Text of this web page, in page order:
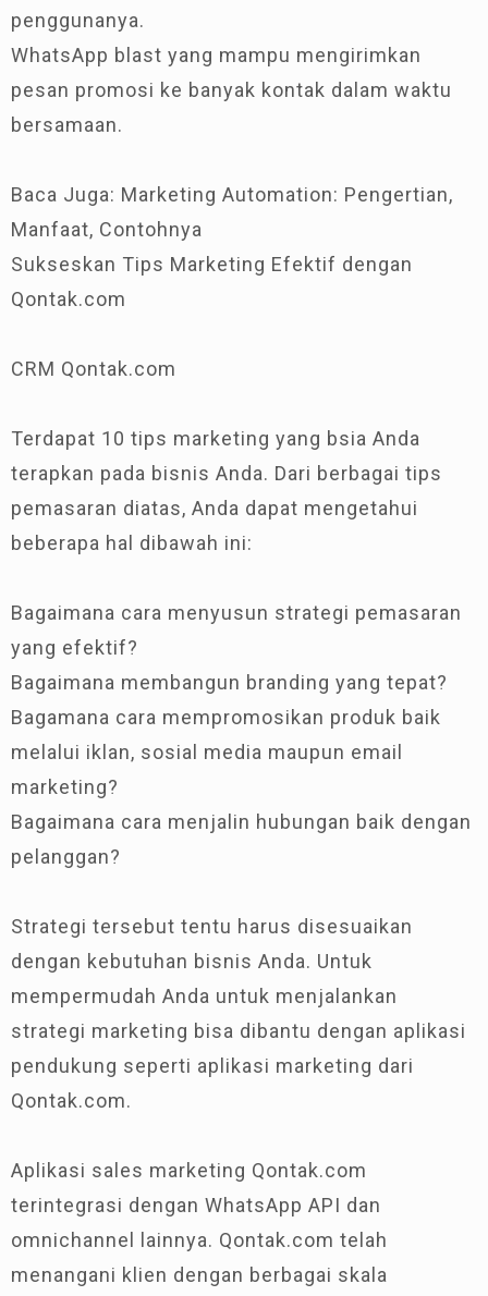
penggunanya.
WhatsApp blast yang mampu mengirimkan
pesan promosi ke banyak kontak dalam waktu
bersamaan.
Baca Juga: Marketing Automation: Pengertian,
Manfaat, Contohnya
Sukseskan Tips Marketing Efektif dengan
Qontak.com
CRM Qontak.com
Terdapat 10 tips marketing yang bsia Anda
terapkan pada bisnis Anda. Dari berbagai tips
pemasaran diatas, Anda dapat mengetahui
beberapa hal dibawah ini:
Bagaimana cara menyusun strategi pemasaran
yang efektif?
Bagaimana membangun branding yang tepat?
Bagamana cara mempromosikan produk baik
melalui iklan, sosial media maupun email
marketing?
Bagaimana cara menjalin hubungan baik dengan
pelanggan?
Strategi tersebut tentu harus disesuaikan
dengan kebutuhan bisnis Anda. Untuk
mempermudah Anda untuk menjalankan
strategi marketing bisa dibantu dengan aplikasi
pendukung seperti aplikasi marketing dari
Qontak.com.
Aplikasi sales marketing Qontak.com
terintegrasi dengan WhatsApp API dan
omnichannel lainnya. Qontak.com telah
menangani klien dengan berbagai skala